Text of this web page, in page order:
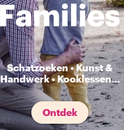
Schatzoeken • Kunst &
Handwerk • Kooklessen...
Ontdek